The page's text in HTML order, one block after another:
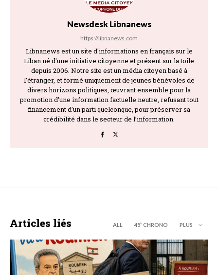
Newsdesk Libnanews
https://libnanews.com
Libnanews est un site d'informations en français sur le
Liban né d'une initiative citoyenne et présent sur la toile
depuis 2006. Notre site est un média citoyen basé à
l’étranger, et formé uniquement de jeunes bénévoles de
divers horizons politiques, œuvrant ensemble pour la
promotion d’une information factuelle neutre, refusant tout
financement d’un parti quelconque, pour préserver sa
crédibilité dans le secteur de l’information.
Articles liés ALL 45’’ CHRONO PLUS